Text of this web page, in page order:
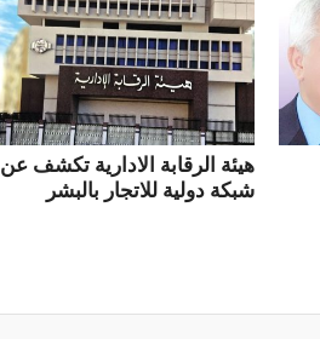
هيئة الرقابة الادارية تكشف عن
شبكة دولية للاتجار بالبشر